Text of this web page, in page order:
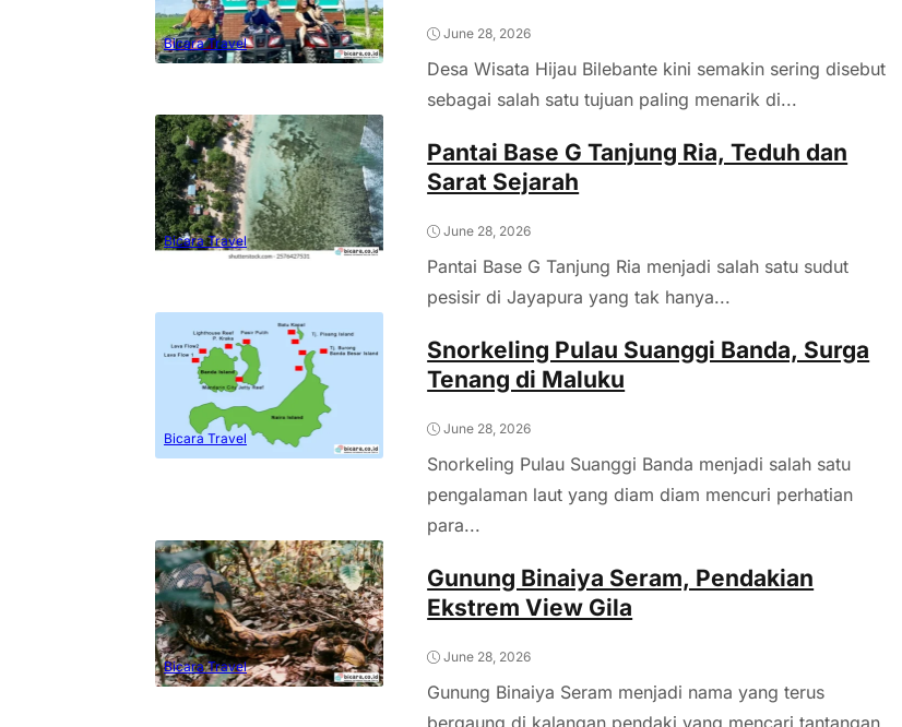
Bicara Travel
June 28, 2026
Desa Wisata Hijau Bilebante kini semakin sering disebut
sebagai salah satu tujuan paling menarik di...
Bicara Travel
Pantai Base G Tanjung Ria, Teduh dan
Sarat Sejarah
June 28, 2026
Pantai Base G Tanjung Ria menjadi salah satu sudut
pesisir di Jayapura yang tak hanya...
Bicara Travel
Snorkeling Pulau Suanggi Banda, Surga
Tenang di Maluku
June 28, 2026
Snorkeling Pulau Suanggi Banda menjadi salah satu
pengalaman laut yang diam diam mencuri perhatian
para...
Bicara Travel
Gunung Binaiya Seram, Pendakian
Ekstrem View Gila
June 28, 2026
Gunung Binaiya Seram menjadi nama yang terus